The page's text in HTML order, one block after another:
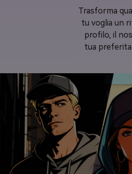
Trasforma
tu voglia un
profilo, il
tua preferita